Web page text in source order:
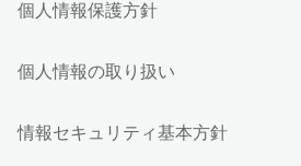
個人情報保護方針
個人情報の取り扱い
情報セキュリティ基本方針